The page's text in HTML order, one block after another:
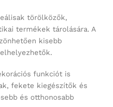
törölközők,
termékek tárolására. A
kisebb
funkciót is
fekete kiegészítők és
és otthonosabb